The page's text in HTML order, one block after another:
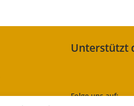
Unterstützt
Folge uns auf: